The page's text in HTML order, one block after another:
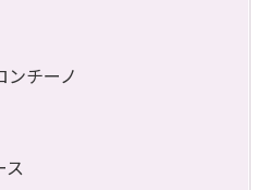
チーノ
ス